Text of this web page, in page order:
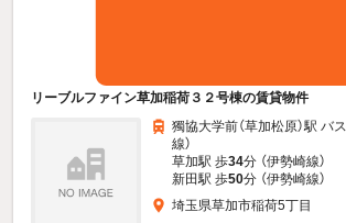
リーブルファイン草加稲荷３２号棟の賃貸物件
獨協大学前（草加松原）駅 バス
線）
草加駅 歩34分 （伊勢崎線）
新田駅 歩50分 （伊勢崎線）
埼玉県草加市稲荷5丁目